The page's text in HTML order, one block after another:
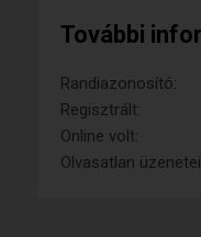
További
Randiazonosító:
Regisztrált:
Online volt:
Olvasatlan